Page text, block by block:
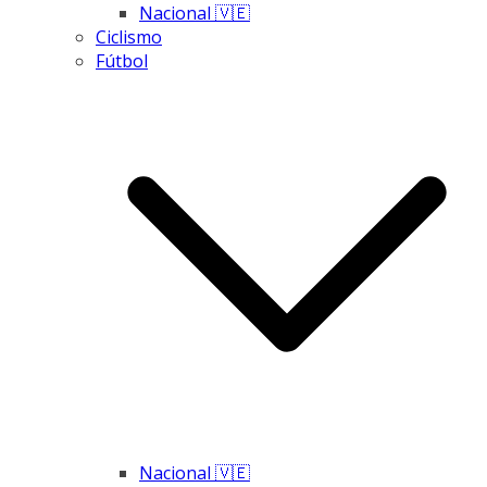
Nacional 🇻🇪
Ciclismo
Fútbol
Nacional 🇻🇪